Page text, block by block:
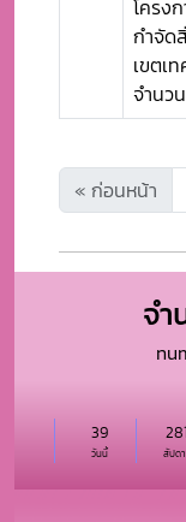
โครง
กำจัด
เขตเ
จำนว
« ก่อนหน้า
จำ
วันนี้
39
สัปด